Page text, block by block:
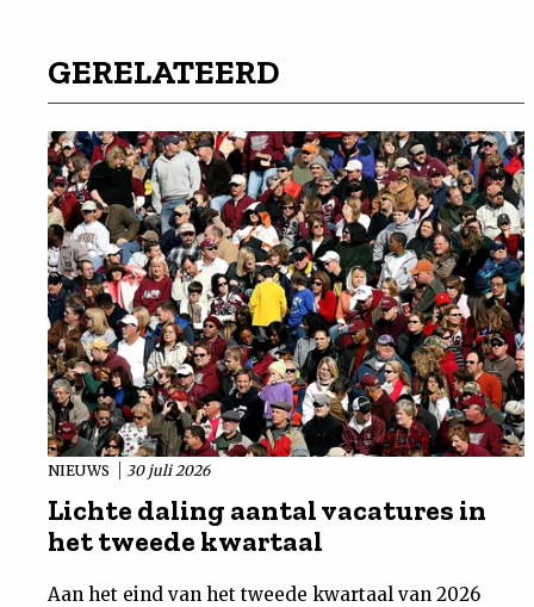
GERELATEERD
NIEUWS 30 juli 2026
Lichte daling aantal vacatures in
het tweede kwartaal
Aan het eind van het tweede kwartaal van 2026